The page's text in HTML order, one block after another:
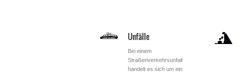
Unfälle
Bei einem
Straßenverkehrsunfall
handelt es sich um ein